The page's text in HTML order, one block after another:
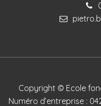
Copyright © Ecole
Numéro d’entreprise :